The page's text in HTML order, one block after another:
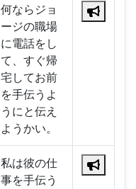
何ならジョ
ージの職場
に電話をし
て、すぐ帰
宅してお前
を手伝うよ
うにと伝え
ようかい。
私は彼の仕
事を手伝う